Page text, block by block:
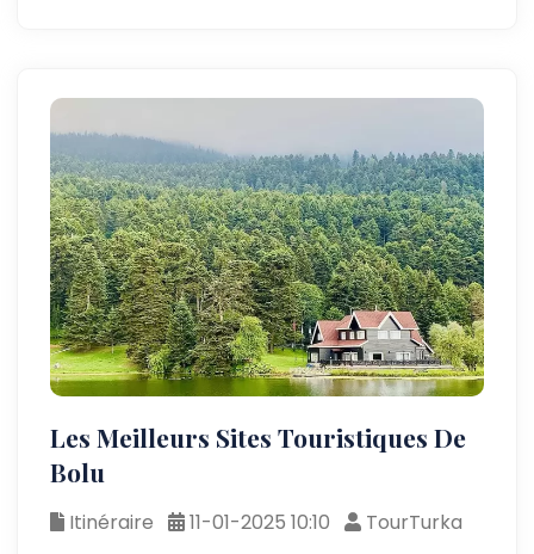
Les Meilleurs Sites Touristiques De
Bolu
Itinéraire 11-01-2025 10:10
TourTurka